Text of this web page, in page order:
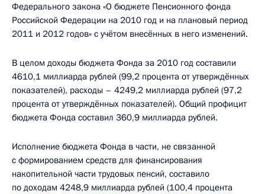
Федерального закона «О бюджете Пенсионного фонда
Российской Федерации на 2010 год и на плановый период
2011 и 2012 годов» с учётом внесённых в него изменений.
В целом доходы бюджета Фонда за 2010 год составили
4610,1 миллиарда рублей (99,2 процента от утверждённых
показателей), расходы – 4249,2 миллиарда рублей (97,2
процента от утверждённых показателей). Общий профицит
бюджета Фонда составил 360,9 миллиарда рублей.
Исполнение бюджета Фонда в части, не связанной
с формированием средств для финансирования
накопительной части трудовых пенсий, составило
по доходам 4248,9 миллиарда рублей (100,4 процента